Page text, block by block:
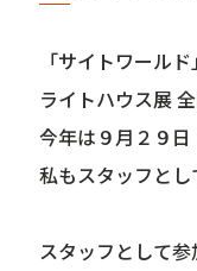
「サイトワール
ライトハウス展
今年は９月２９日
私もスタッフとし
スタッフとして